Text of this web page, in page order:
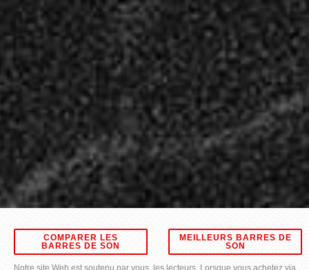
COMPARER LES
BARRES DE SON
MEILLEURS BARRES DE
SON
Notre site Web est soutenu par vous, les lecteurs. Lorsque vous achetez via